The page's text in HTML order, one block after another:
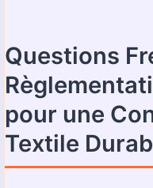
Questions
pour une
Textile